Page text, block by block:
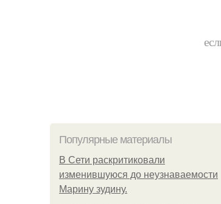
Популярные материалы
В Сети раскритиковали
изменившуюся до неузнаваемости
Марину зудину.